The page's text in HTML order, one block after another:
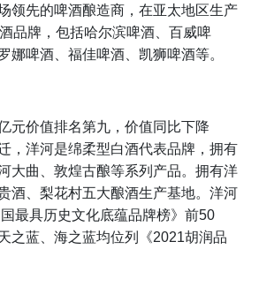
领先的啤酒酿造商，在亚太地区生产
品牌，包括哈尔滨啤酒、百威啤
娜啤酒、福佳啤酒、凯狮啤酒等。
元价值排名第九，价值同比下降
，洋河是绵柔型白酒代表品牌，拥有
大曲、敦煌古酿等系列产品。拥有洋
酒、梨花村五大酿酒生产基地。洋河
最具历史文化底蕴品牌榜》前50
之蓝、海之蓝均位列《2021胡润品